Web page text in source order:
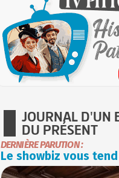
JOURNAL D'UN
DU PRÉSENT
DERNIÈRE PARUTION :
Le showbiz vous